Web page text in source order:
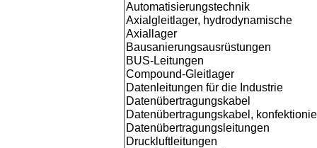
Automatisierungstechnik
Axialgleitlager, hydrodynamische
Axiallager
Bausanierungsausrüstungen
BUS-Leitungen
Compound-Gleitlager
Datenleitungen für die Industrie
Datenübertragungskabel
Datenübertragungskabel,
Datenübertragungsleitungen
Druckluftleitungen